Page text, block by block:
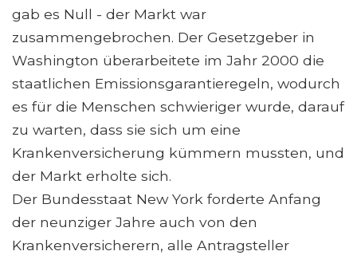
gab es Null - der Markt war
zusammengebrochen. Der Gesetzgeber in
Washington überarbeitete im Jahr 2000 die
staatlichen Emissionsgarantieregeln, wodurch
es für die Menschen schwieriger wurde, darauf
zu warten, dass sie sich um eine
Krankenversicherung kümmern mussten, und
der Markt erholte sich.
Der Bundesstaat New York forderte Anfang
der neunziger Jahre auch von den
Krankenversicherern, alle Antragsteller